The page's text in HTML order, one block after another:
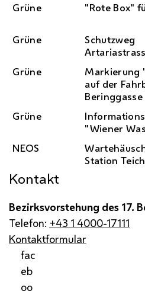
Grüne
"Rote Box"
Grüne
Schutzweg
Grüne
Markierung
auf der
Beringgasse
Grüne
"Wiener
NEOS
Station
Kontakt
Bezirksvorstehung des 17.
Telefon: +43 1 4000-17111
Kontaktformular
fac
eb
oo